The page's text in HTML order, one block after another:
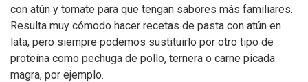
con atún y tomate para que tengan sabores más familiares.
Resulta muy cómodo hacer recetas de pasta con atún en
lata, pero siempre podemos sustituirlo por otro tipo de
proteína como pechuga de pollo, ternera o carne picada
magra, por ejemplo.